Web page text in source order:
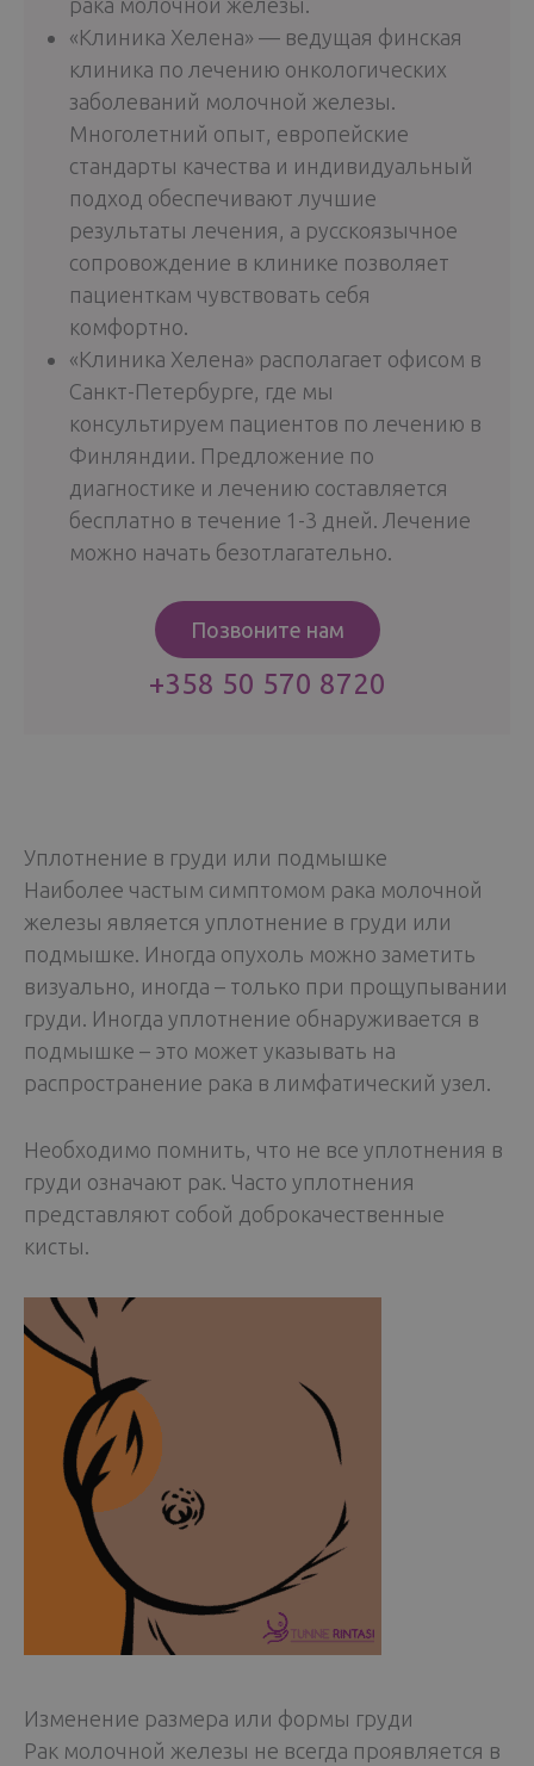
рака молочной железы.
«Клиника Хелена» — ведущая финская
клиника по лечению онкологических
заболеваний молочной железы.
Многолетний опыт, европейские
стандарты качества и индивидуальный
подход обеспечивают лучшие
результаты лечения, а русскоязычное
сопровождение в клинике позволяет
пациенткам чувствовать себя
комфортно.
«Клиника Хелена» располагает офисом в
Санкт-Петербурге, где мы
консультируем пациентов по лечению в
Финляндии. Предложение по
диагностике и лечению составляется
бесплатно в течение 1-3 дней. Лечение
можно начать безотлагательно.
Позвоните нам
+358 50 570 8720
Уплотнение в груди или подмышке
Наиболее частым симптомом рака молочной
железы является уплотнение в груди или
подмышке. Иногда опухоль можно заметить
визуально, иногда – только при прощупывании
груди. Иногда уплотнение обнаруживается в
подмышке – это может указывать на
распространение рака в лимфатический узел.
Необходимо помнить, что не все уплотнения в
груди означают рак. Часто уплотнения
представляют собой доброкачественные
кисты.
Изменение размера или формы груди
Рак молочной железы не всегда проявляется в